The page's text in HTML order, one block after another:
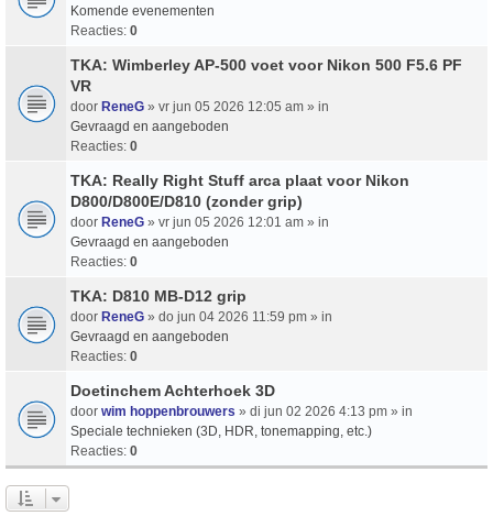
Komende evenementen
Reacties: 0
TKA: Wimberley AP-500 voet voor Nikon 500 F5.6 PF
VR
door ReneG » vr jun 05 2026 12:05 am » in
Gevraagd en aangeboden
Reacties: 0
TKA: Really Right Stuff arca plaat voor Nikon
D800/D800E/D810 (zonder grip)
door ReneG » vr jun 05 2026 12:01 am » in
Gevraagd en aangeboden
Reacties: 0
TKA: D810 MB-D12 grip
door ReneG » do jun 04 2026 11:59 pm » in
Gevraagd en aangeboden
Reacties: 0
Doetinchem Achterhoek 3D
door wim hoppenbrouwers » di jun 02 2026 4:13 pm » in
Speciale technieken (3D, HDR, tonemapping, etc.)
Reacties: 0